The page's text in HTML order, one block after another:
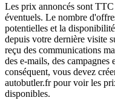
Les prix annoncés sont
éventuels. Le nombre
potentielles et la
depuis votre dernière visite
reçu des communications
des e-mails, des
conséquent, vous devez
autobutler.fr pour voir les
disponibles.